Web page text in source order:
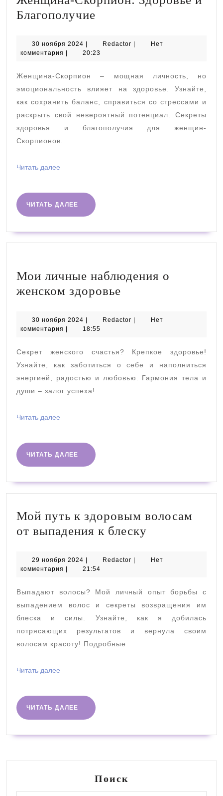
Благополучие
Здоровье
и
Благополучие
30 ноября 2024 30
ноября
Redactor Redactor
Нет
комментария
20:23
Женщина-Скорпион – мощная личность, но
эмоциональность влияет на здоровье. Узнайте,
как сохранить баланс, справиться со стрессами и
раскрыть свой невероятный потенциал. Секреты
здоровья и благополучия для женщин-
Скорпионов.
Читать далее
ЧИТАТЬ ДАЛЕЕ
ЧИТАТЬ
ДАЛЕЕ
Мои личные наблюдения о
женском здоровье
наблюдения
женском
здоровье
30 ноября 2024 30
ноября
Redactor Redactor
Нет
комментария
18:55
Секрет женского счастья? Крепкое здоровье!
Узнайте, как заботиться о себе и наполниться
энергией, радостью и любовью. Гармония тела и
души – залог успеха!
Читать далее
ЧИТАТЬ ДАЛЕЕ
ЧИТАТЬ
ДАЛЕЕ
Мой путь к здоровым волосам
от выпадения к блеску
к
волосам
от
выпадения
к
29 ноября 2024 29
ноября
| Redactor Redactor
|
Нет
комментария | 21:54
Выпадают волосы? Мой личный опыт борьбы с
выпадением волос и секреты возвращения им
блеска и силы. Узнайте, как я добилась
потрясающих результатов и вернула своим
волосам красоту! Подробные
Читать далее
ЧИТАТЬ ДАЛЕЕ
ЧИТАТЬ
ДАЛЕЕ
Поиск